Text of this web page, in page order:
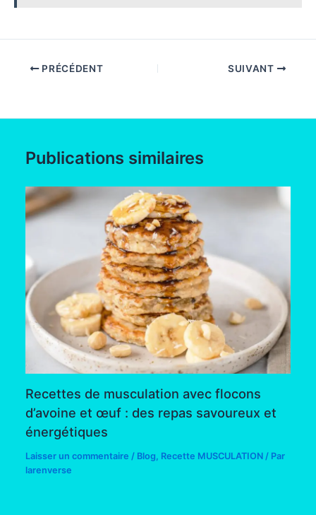
PRÉCÉDENT SUIVANT
Publications similaires
Recettes de musculation avec flocons
d’avoine et œuf : des repas savoureux et
énergétiques
Laisser un commentaire / Blog Recette MUSCULATION / Par
larenverse